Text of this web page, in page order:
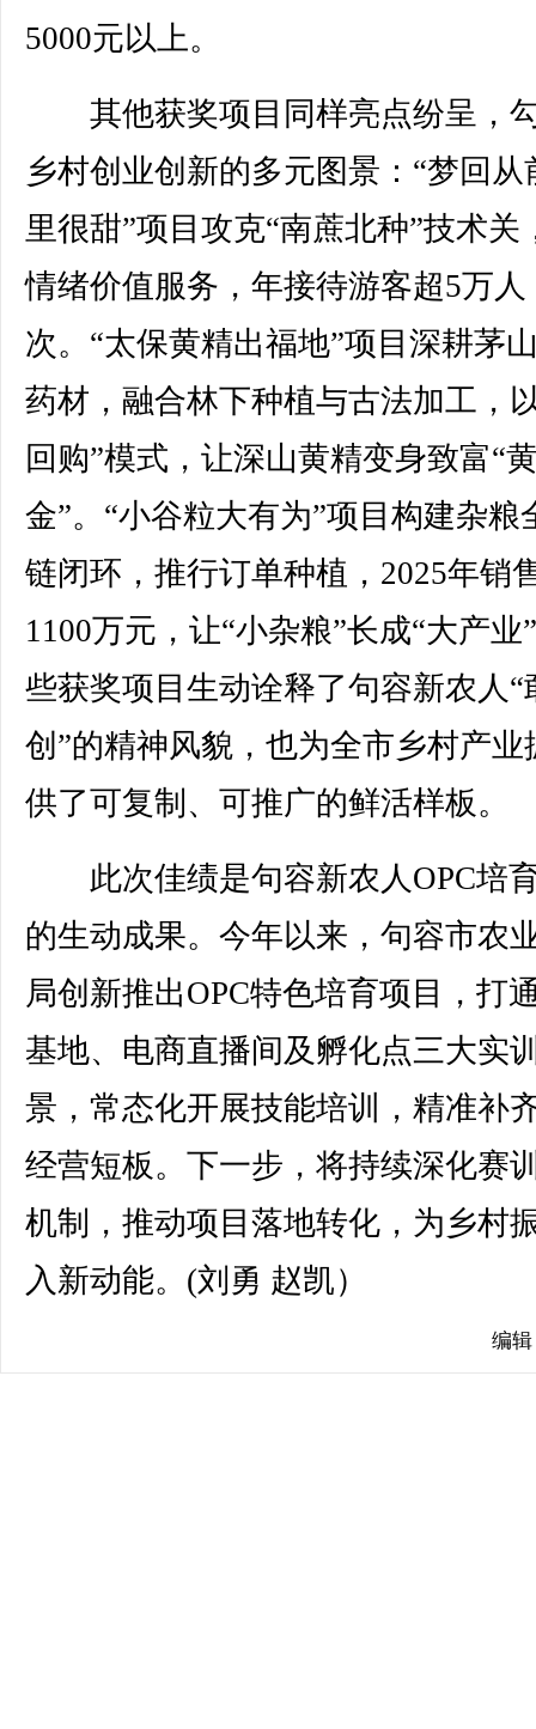
5000元以上。
其他获奖项目同样亮点纷呈，
乡村创业创新的多元图景：“梦回从
里很甜”项目攻克“南蔗北种”技术关
情绪价值服务，年接待游客超5万人
次。“太保黄精出福地”项目深耕茅
药材，融合林下种植与古法加工，
回购”模式，让深山黄精变身致富“
金”。“小谷粒大有为”项目构建杂粮
链闭环，推行订单种植，2025年销
1100万元，让“小杂粮”长成“大产业
些获奖项目生动诠释了句容新农人“
创”的精神风貌，也为全市乡村产业
供了可复制、可推广的鲜活样板。
此次佳绩是句容新农人OPC培
的生动成果。今年以来，句容市农
局创新推出OPC特色培育项目，打
基地、电商直播间及孵化点三大实
景，常态化开展技能培训，精准补
经营短板。下一步，将持续深化赛
机制，推动项目落地转化，为乡村
入新动能。(刘勇 赵凯）
编